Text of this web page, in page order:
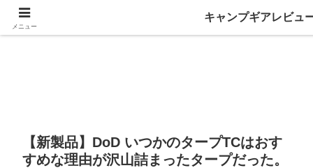
【新製品】DoD いつかのタープTCはおす
すめな理由が沢山詰まったタープだった。
メニュー
キャンプギアレビュ